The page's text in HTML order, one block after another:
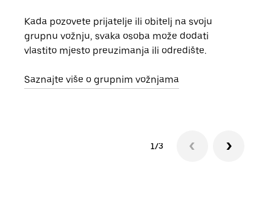
Kada pozovete prijatelje ili obitelj na svoju
grupnu vožnju, svaka osoba može dodati
vlastito mjesto preuzimanja ili odredište.
Saznajte više o grupnim vožnjama
1/3